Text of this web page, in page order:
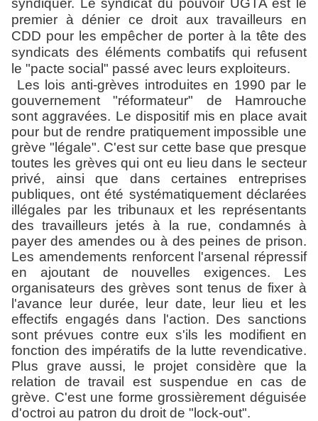
syndiquer. Le syndicat du pouvoir UGTA est le
premier à dénier ce droit aux travailleurs en
CDD pour les empêcher de porter à la tête des
syndicats des éléments combatifs qui refusent
le "pacte social" passé avec leurs exploiteurs.
Les lois anti-grèves introduites en 1990 par le
gouvernement "réformateur" de Hamrouche
sont aggravées. Le dispositif mis en place avait
pour but de rendre pratiquement impossible une
grève "légale". C'est sur cette base que presque
toutes les grèves qui ont eu lieu dans le secteur
privé, ainsi que dans certaines entreprises
publiques, ont été systématiquement déclarées
illégales par les tribunaux et les représentants
des travailleurs jetés à la rue, condamnés à
payer des amendes ou à des peines de prison.
Les amendements renforcent l'arsenal répressif
en ajoutant de nouvelles exigences. Les
organisateurs des grèves sont tenus de fixer à
l'avance leur durée, leur date, leur lieu et les
effectifs engagés dans l'action. Des sanctions
sont prévues contre eux s'ils les modifient en
fonction des impératifs de la lutte revendicative.
Plus grave aussi, le projet considère que la
relation de travail est suspendue en cas de
grève. C'est une forme grossièrement déguisée
d'octroi au patron du droit de "lock-out".